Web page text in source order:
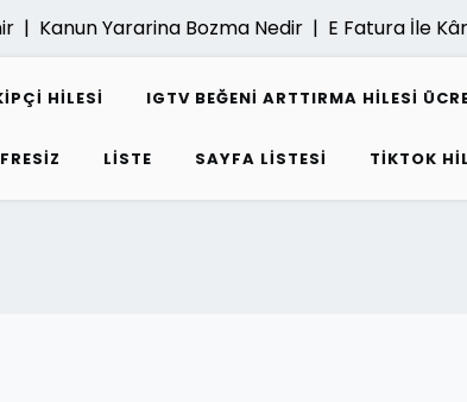
|Kanun Yararina Bozma Nedir |E Fatura İle
HILESI IGTV BEĞENI ARTTIRMA HILESI
LISTE SAYFA LISTESI TIKTOK